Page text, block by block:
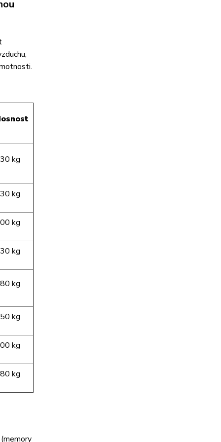
kg
kg
kg
kg
kg
kg
kg
kg